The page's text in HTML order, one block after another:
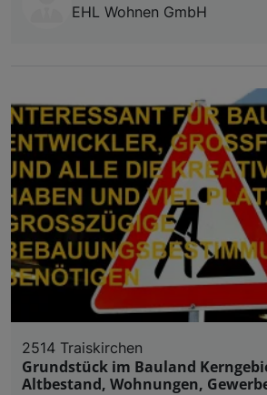
EHL Wohnen GmbH
2514 Traiskirchen
Grundstück im Bauland
Altbestand, Wohnungen,